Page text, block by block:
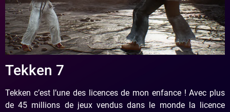
Tekken 7
Tekken c’est l’une des licences de mon enfance ! Avec plus
de 45 millions de jeux vendus dans le monde la licence